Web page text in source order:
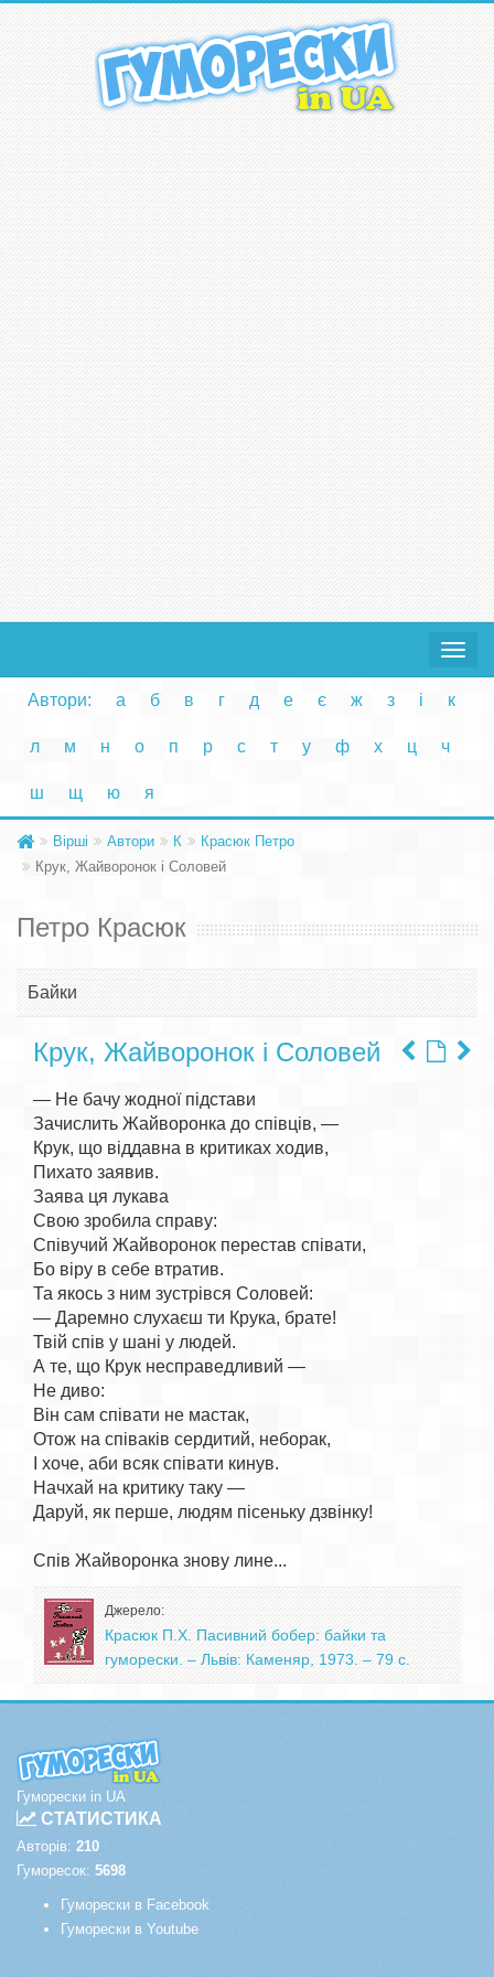
Toggle
Автори: а б в г д е є ж з і к
л м н о п р с т у ф х ц ч
ш щ ю я
Вірші Автори К
Красюк Петро
Крук, Жайворонок і Соловей
Петро Красюк
Байки
Крук, Жайворонок і Соловей
— Не бачу жодної підстави
Зачислить Жайворонка до співців, —
Крук, що віддавна в критиках ходив,
Пихато заявив.
Заява ця лукава
Свою зробила справу:
Співучий Жайворонок перестав співати,
Бо віру в себе втратив.
Та якось з ним зустрівся Соловей:
— Даремно слухаєш ти Крука, брате!
Твій спів у шані у людей.
А те, що Крук несправедливий —
Не диво:
Він сам співати не мастак,
Отож на співаків сердитий, неборак,
І хоче, аби всяк співати кинув.
Начхай на критику таку —
Даруй, як перше, людям пісеньку дзвінку!
Джерело:
Красюк П.Х. Пасивний бобер: байки та
гуморески. – Львів: Каменяр, 1973. – 79 с.
Гуморески in UA
СТАТИСТИКА
Авторів: 210
Гуморесок: 5698
Гуморески в Facebook
Гуморески в Youtube